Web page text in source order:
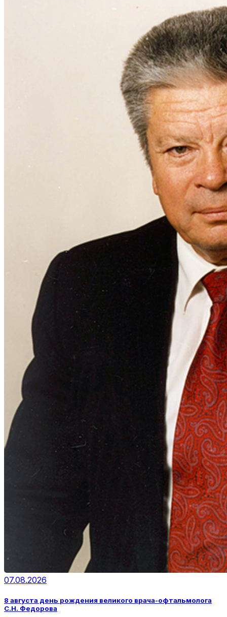
07.08.2026
8 августа день рождения великого врача-офтальмолога
С.Н. Федорова